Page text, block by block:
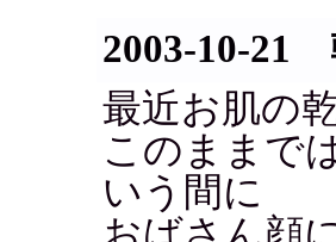
2003-10-21
最近お肌の
このままで
いう間に